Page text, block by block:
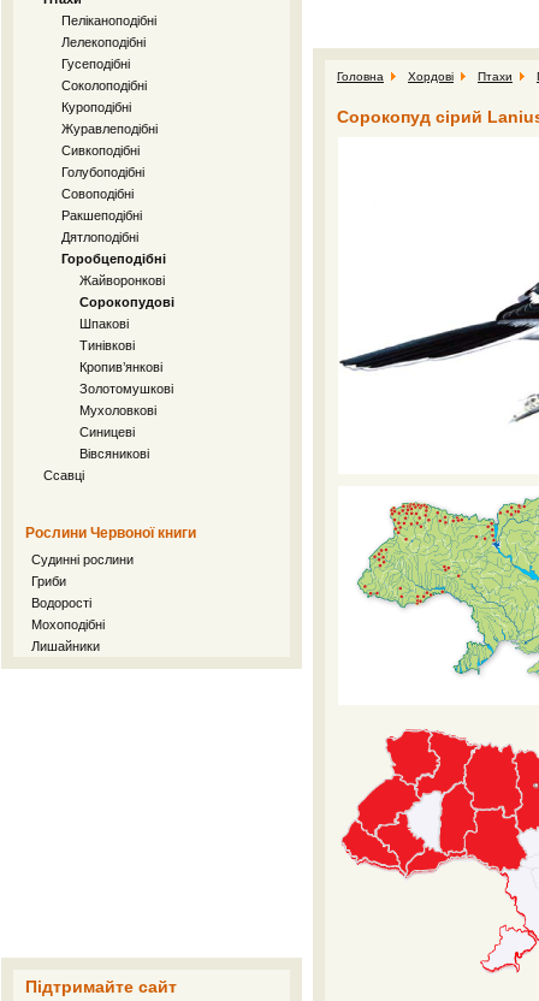
Пеліканоподібні
Лелекоподібні
Гусеподібні
Соколоподібні
Куроподібні
Журавлеподібні
Сивкоподібні
Голубоподібні
Совоподібні
Ракшеподібні
Дятлоподібні
Горобцеподібні
Жайворонкові
Сорокопудові
Шпакові
Тинівкові
Кропив’янкові
Золотомушкові
Мухоловкові
Синицеві
Вівсяникові
Ссавці
Рослини Червоної книги
Судинні рослини
Гриби
Водорості
Мохоподібні
Лишайники
Підтримайте сайт
Головна Хордові Птахи
Сорокопуд сірий